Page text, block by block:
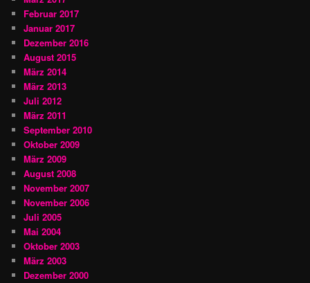
Februar 2017
Januar 2017
Dezember 2016
August 2015
März 2014
März 2013
Juli 2012
März 2011
September 2010
Oktober 2009
März 2009
August 2008
November 2007
November 2006
Juli 2005
Mai 2004
Oktober 2003
März 2003
Dezember 2000